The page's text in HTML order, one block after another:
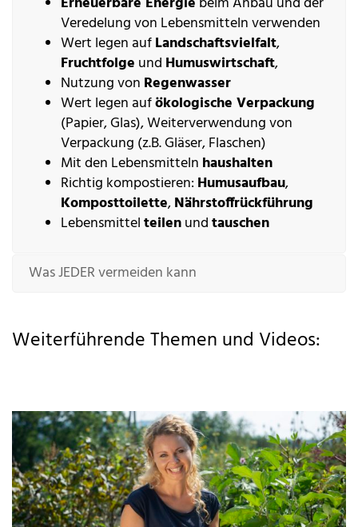
Veredelung von Lebensmitteln verwenden
Wert legen aufLandschaftsvielfalt,
Fruchtfolge und Humuswirtschaft,
Nutzung von Regenwasser
Wert legen aufökologische Verpackung
(Papier, Glas), Weiterverwendung von
Verpackung (z.B. Gläser, Flaschen)
Mit den Lebensmitteln haushalten
Richtig kompostieren: Humusaufbau,
Komposttoilette,Nährstoffrückführung
Lebensmittelteilenundtauschen
Was JEDER vermeiden kann
Weiterführende Themen und Videos: